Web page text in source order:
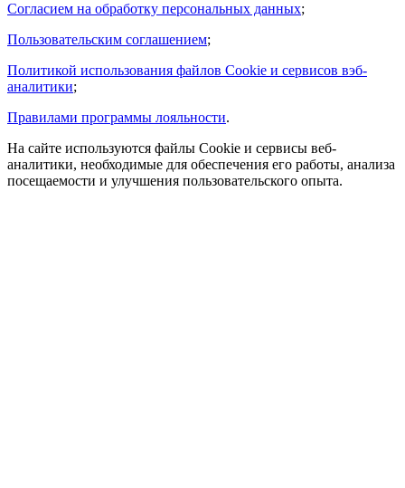
Согласием на обработку персональных данных;
Пользовательским соглашением;
Политикой использования файлов Cookie и сервисов вэб-
аналитики;
Правилами программы лояльности.
На сайте используются файлы Cookie и сервисы веб-
аналитики, необходимые для обеспечения его работы, анализа
посещаемости и улучшения пользовательского опыта.